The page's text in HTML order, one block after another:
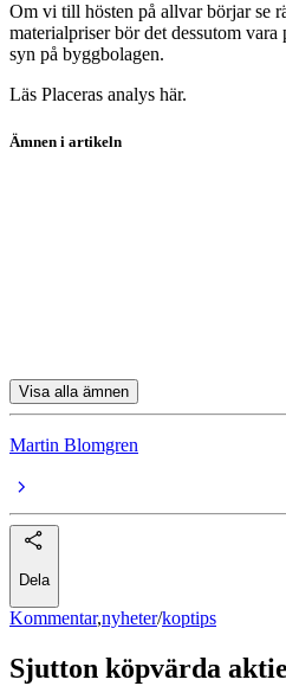
Om vi till hösten på allvar börjar se
materialpriser bör det dessutom
syn på byggbolagen.
Läs Placeras analys här.
Ämnen i artikeln
Visa alla ämnen
Martin Blomgren
Dela
Kommentar,nyheter/koptips
Sjutton köpvärda